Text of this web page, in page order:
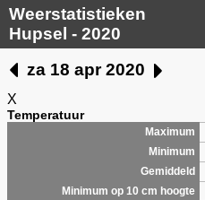
Weerstatistieken
Hupsel - 2020
za 18 apr 2020
X
Temperatuur
Maximum
Minimum
Gemiddeld
Minimum op 10 cm hoogte